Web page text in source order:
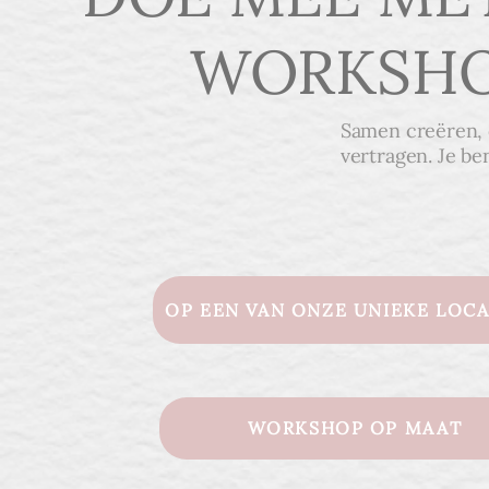
Samen
vertragen. Je
OP EEN VAN ONZE UNIEKE
WORKSHOP OP MAAT